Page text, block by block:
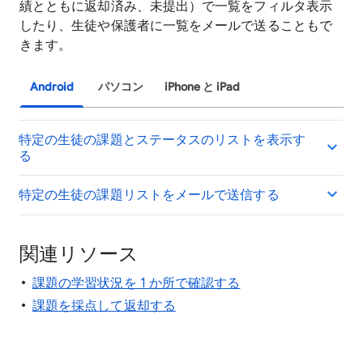
績とともに返却済み、未提出）で一覧をフィルタ表示
したり、生徒や保護者に一覧をメールで送ることもで
きます。
Android パソコン iPhone と iPad
特定の生徒の課題とステータスのリストを表示す
る
特定の生徒の課題リストをメールで送信する
関連リソース
課題の学習状況を 1 か所で確認する
課題を採点して返却する